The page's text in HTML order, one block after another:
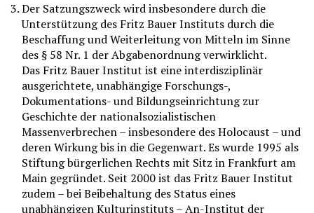
Der Satzungszweck wird insbesondere durch die
Unterstützung des Fritz Bauer Instituts durch die
Beschaffung und Weiterleitung von Mitteln im Sinne
des § 58 Nr. 1 der Abgabenordnung verwirklicht.
Das Fritz Bauer Institut ist eine interdisziplinär
ausgerichtete, unabhängige Forschungs-,
Dokumentations- und Bildungseinrichtung zur
Geschichte der nationalsozialistischen
Massenverbrechen – insbesondere des Holocaust – und
deren Wirkung bis in die Gegenwart. Es wurde 1995 als
Stiftung bürgerlichen Rechts mit Sitz in Frankfurt am
Main gegründet. Seit 2000 ist das Fritz Bauer Institut
zudem – bei Beibehaltung des Status eines
unabhängigen Kulturinstituts – An-Institut der